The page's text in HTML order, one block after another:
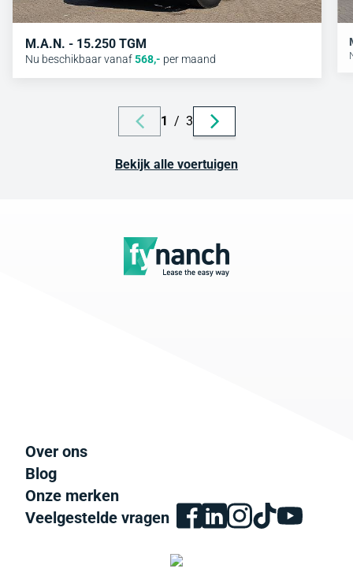
M.A.N. - 15.250 TGM
Nu beschikbaar vanaf568,- per maand
1 / 3
Bekijk alle voertuigen
Over ons
Blog
Onze merken
Veelgestelde vragen